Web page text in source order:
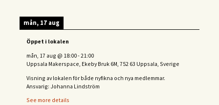
mån, 17 aug
Öppet i lokalen
mån, 17 aug @ 18:00-21:00
Uppsala Makerspace, Ekeby Bruk 6M, 752 63 Uppsala, Sverige
Visning av lokalen för både nyfikna och nya medlemmar.
Ansvarig: Johanna Lindström
See more details